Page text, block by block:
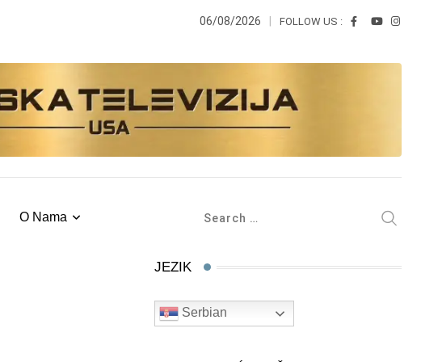
06/08/2026 FOLLOW US :
O Nama
JEZIK
Serbian